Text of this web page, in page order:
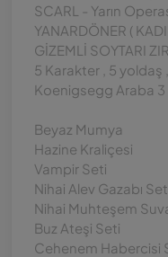
SCARL - Yarın
YANARDÖNER (
GİZEMLİ SOYTARI
5 Karakter , 5 yoldaş
Koenigsegg Araba 3
Beyaz Mumya
Hazine Kraliçesi
Vampir Seti
Nihai Alev Gazabı
Nihai Muhteşem
Buz Ateşi Seti
Cehenem Habercisi